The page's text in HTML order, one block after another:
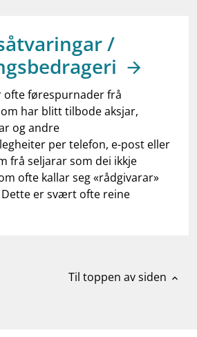
investorer
/
ofte førespurnader frå
har blitt tilbode aksjar,
og andre
per telefon, e-post eller
frå seljarar som dei ikkje
ofte kallar seg «rådgivarar»
Dette er svært ofte reine
Til toppen av siden expand_less